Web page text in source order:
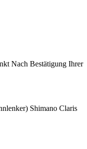
Nach Bestätigung Ihrer
Shimano Claris